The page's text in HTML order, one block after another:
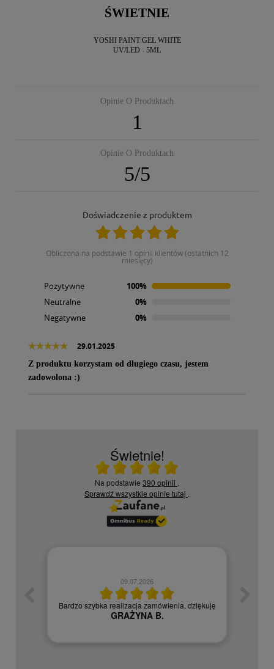
ŚWIETNIE
YOSHI PAINT GEL WHITE
UV/LED - 5ML
Opinie O Produktach
1
Opinie O Produktach
5/5
Doświadczenie z produktem
obliczona na podstawie 1 opinii klientów (ostatnich 12
miesięcy)
Pozytywne
100%
Neutralne
0%
Negatywne
0%
29.01.2025
Z produktu korzystam od długiego czasu, jestem
zadowolona :)
Świetnie!
Ocena średnia 5 na 5
Na podstawie 390 opinii .
Sprawdź wszystkie opinie tutaj .
09.07.2026
Bardzo szybka realizacja zamówienia, dziękuję
GRAŻYNA B.